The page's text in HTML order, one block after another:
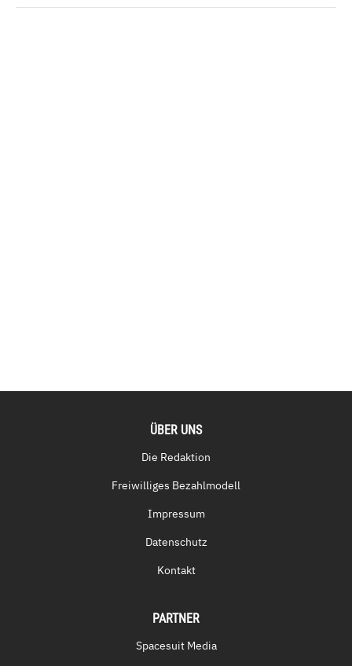
ÜBER UNS
Die Redaktion
Freiwilliges Bezahlmodell
Impressum
Datenschutz
Kontakt
PARTNER
Spacesuit Media